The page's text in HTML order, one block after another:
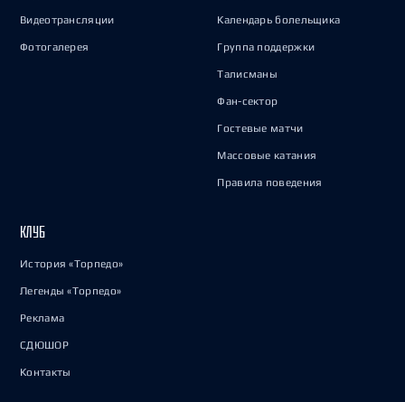
Видеотрансляции
Фотогалерея
Календарь болельщика
Группа поддержки
Талисманы
Фан-сектор
Гостевые матчи
Массовые катания
Правила поведения
КЛУБ
История «Торпедо»
Легенды «Торпедо»
Реклама
СДЮШОР
Контакты